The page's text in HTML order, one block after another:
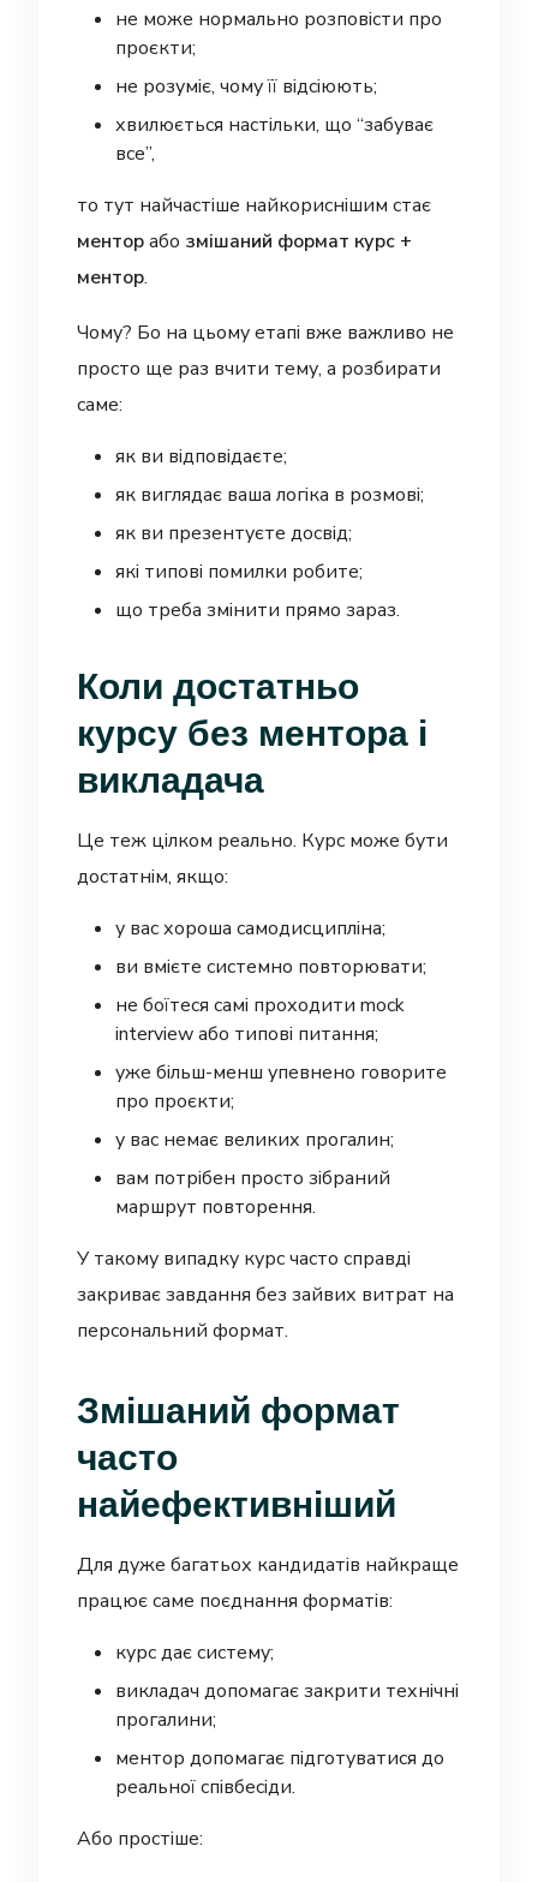
не може нормально розповісти про
проєкти;
не розуміє, чому її відсіюють;
хвилюється настільки, що “забуває
все”,
то тут найчастіше найкориснішим стає
менторабо змішаний формат курс +
ментор.
Чому? Бо на цьому етапі вже важливо не
просто ще раз вчити тему, а розбирати
саме:
як ви відповідаєте;
як виглядає ваша логіка в розмові;
як ви презентуєте досвід;
які типові помилки робите;
що треба змінити прямо зараз.
Коли достатньо
курсу без ментора і
викладача
Це теж цілком реально. Курс може бути
достатнім, якщо:
у вас хороша самодисципліна;
ви вмієте системно повторювати;
не боїтеся самі проходити mock
interview або типові питання;
уже більш-менш упевнено говорите
про проєкти;
у вас немає великих прогалин;
вам потрібен просто зібраний
маршрут повторення.
У такому випадку курс часто справді
закриває завдання без зайвих витрат на
персональний формат.
Змішаний формат
часто
найефективніший
Для дуже багатьох кандидатів найкраще
працює саме поєднання форматів:
курс дає систему;
викладач допомагає закрити технічні
прогалини;
ментор допомагає підготуватися до
реальної співбесіди.
Або простіше: